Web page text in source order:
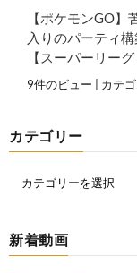
【ポケモンGO
入りのパーティ
【スーパーリー
9件のビュー カテ
カテゴリー
新着動画